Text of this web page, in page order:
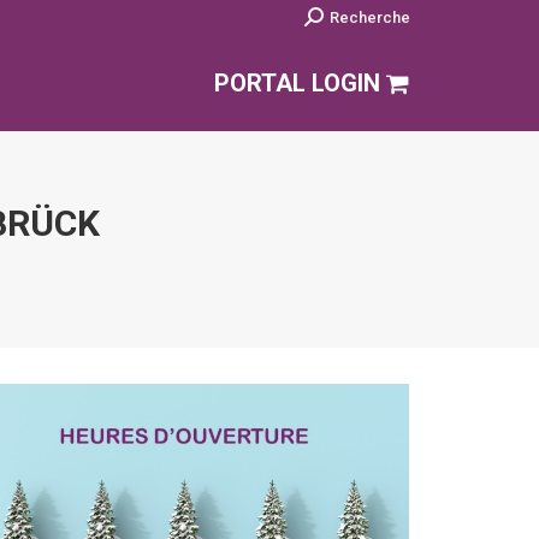
Search:Recherche
PORTAL LOGIN